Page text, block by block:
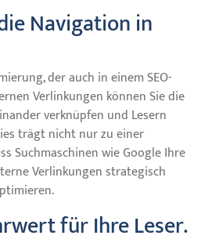
Navigation in
der auch in einem SEO-
Verlinkungen können Sie die
verknüpfen und Lesern
trägt nicht nur zu einer
Suchmaschinen wie Google Ihre
Verlinkungen strategisch
für Ihre Leser.